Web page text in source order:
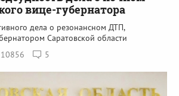
вице-губернатора
дела о резонансном ДТП,
Саратовской области
10856 5